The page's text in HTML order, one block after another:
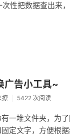
性把数据查出来
广告小工具~
撩 5422 次阅读
一堆文件夹，为
定文字，方便根